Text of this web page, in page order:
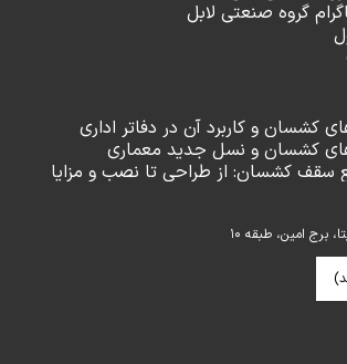
گروه صنعتی لابل
کشسان و کاربرد آن در دفاتر اداری
کشسان و نسل جدید معماری
سقف کشسان: از طراحی تا نصب و مزایا
برج امین، طبقه ۱۰